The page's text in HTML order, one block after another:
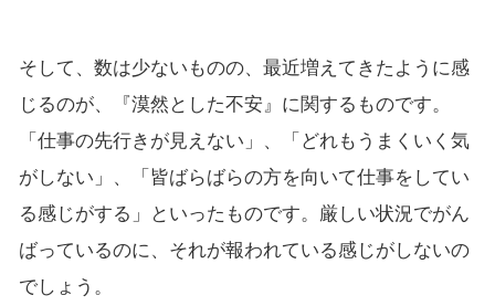
そして、数は少ないものの、最近増えてきたように感
じるのが、『漠然とした不安』に関するものです。
「仕事の先行きが見えない」、「どれもうまくいく気
がしない」、「皆ばらばらの方を向いて仕事をしてい
る感じがする」といったものです。厳しい状況でがん
ばっているのに、それが報われている感じがしないの
でしょう。